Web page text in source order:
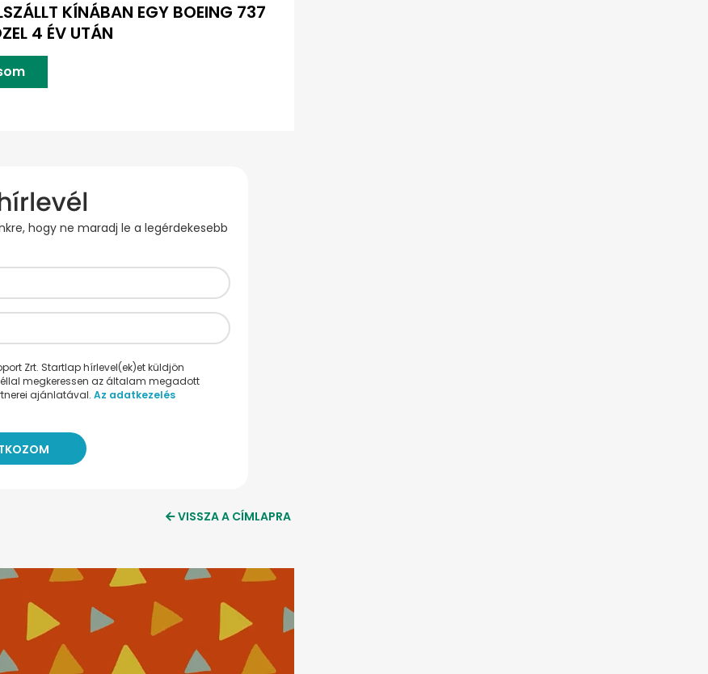
KÍNÁBAN EGY BOEING 737
4 ÉV UTÁN
hogy ne maradj le a legérdekesebb
Zrt. Startlap hírlevel(ek)et küldjön
megkeressen az általam megadott
ajánlatával. Az adatkezelés
VISSZA A CÍMLAPRA